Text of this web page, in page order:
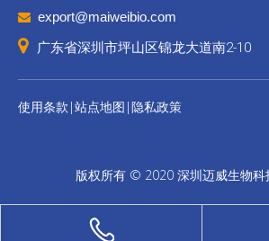
 export@maiweibio.com
 广东省深圳市坪山区锦龙大道南2-10
使用条款 |站点地图 | 隐私政策
版权所有 © 2020 深圳迈威生物科